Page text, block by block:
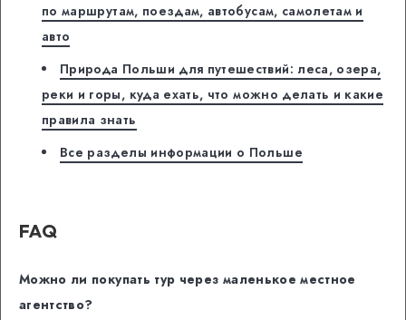
по маршрутам, поездам, автобусам, самолетам и
авто
Природа Польши для путешествий: леса, озера,
реки и горы, куда ехать, что можно делать и какие
правила знать
Все разделы информации о Польше
FAQ
Можно ли покупать тур через маленькое местное
агентство?